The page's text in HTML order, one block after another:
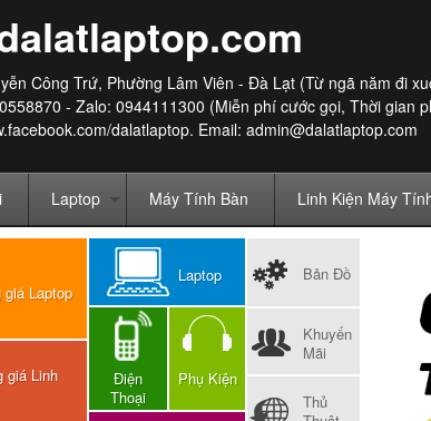
Công Trứ, Phường Lâm Viên - Đà Lạt (Từ ngã năm đi
- Zalo: 0944111300 (Miễn phí cước gọi, Thời gian
dalatlaptop. Email: admin@dalatlaptop.com
Laptop Máy Tính Bàn Linh Kiện Máy
giá Laptop
giá Linh
Laptop
Điện
Thoại
Phụ Kiện
Bản Đồ
Khuyến
Mãi
Thủ